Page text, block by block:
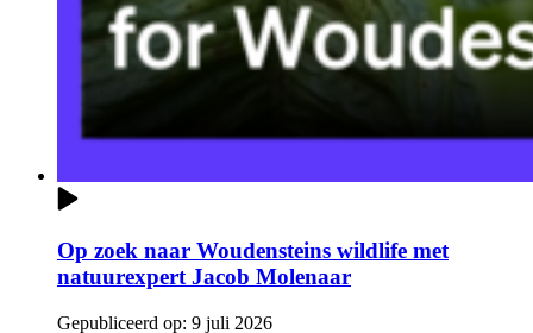
Op zoek naar Woudensteins wildlife met
natuurexpert Jacob Molenaar
Gepubliceerd op: 9 juli 2026